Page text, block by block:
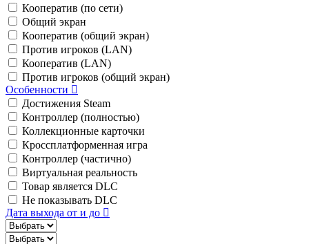
Кооператив (по сети)
Общий экран
Кооператив (общий экран)
Против игроков (LAN)
Кооператив (LAN)
Против игроков (общий экран)
Особенности
Достижения Steam
Контроллер (полностью)
Коллекционные карточки
Кроссплатформенная игра
Контроллер (частично)
Виртуальная реальность
Товар является DLC
Не показывать DLC
Дата выхода от и до